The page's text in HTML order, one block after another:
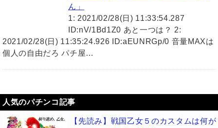
ん」
1: 2021/02/28(日) 11:33:54.287
ID:nV/1Bd1Z0 あと一つは？ 2:
2021/02/28(日) 11:35:24.926 ID:aEUNRGp/0 音量MAXは
個人の自由だろ パチ屋…
人気のパチンコ記事
【先読み】戦国乙女５のカスタムは何が